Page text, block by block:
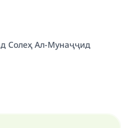
Солеҳ Ал-Мунаҷҷид